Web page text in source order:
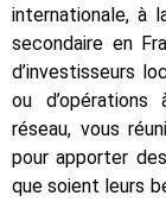
internationale, à
secondaire en
d’investisseurs
ou
réseau, vous
pour apporter
que soient leurs